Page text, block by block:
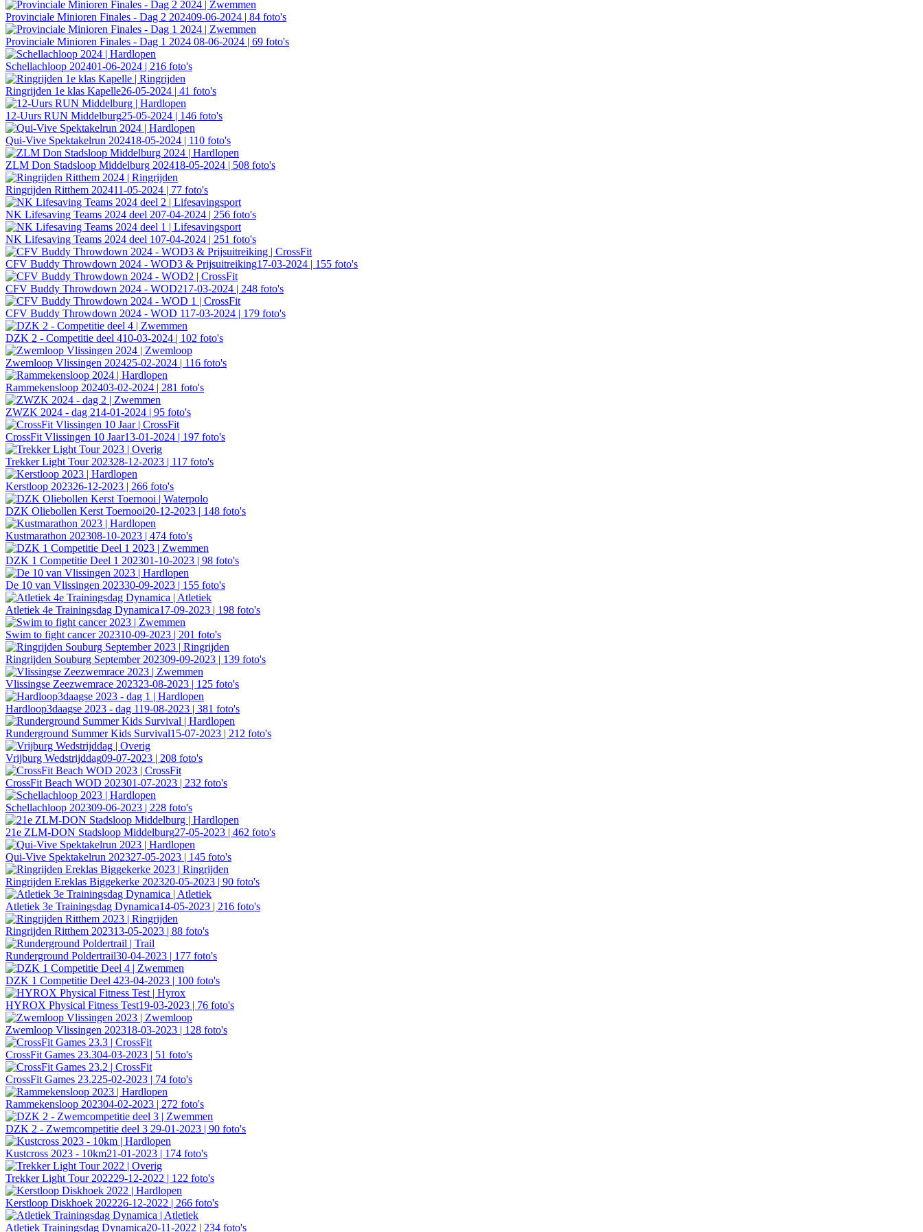
Provinciale Minioren Finales - Dag 2 202409-06-2024 | 84 foto's
Provinciale Minioren Finales - Dag 1 2024 08-06-2024 | 69 foto's
Schellachloop 202401-06-2024 | 216 foto's
Ringrijden 1e klas Kapelle26-05-2024 | 41 foto's
12-Uurs RUN Middelburg25-05-2024 | 146 foto's
Qui-Vive Spektakelrun 202418-05-2024 | 110 foto's
ZLM Don Stadsloop Middelburg 202418-05-2024 | 508 foto's
Ringrijden Ritthem 202411-05-2024 | 77 foto's
NK Lifesaving Teams 2024 deel 207-04-2024 | 256 foto's
NK Lifesaving Teams 2024 deel 107-04-2024 | 251 foto's
CFV Buddy Throwdown 2024 - WOD3 & Prijsuitreiking17-03-2024 | 155 foto's
CFV Buddy Throwdown 2024 - WOD217-03-2024 | 248 foto's
CFV Buddy Throwdown 2024 - WOD 117-03-2024 | 179 foto's
DZK 2 - Competitie deel 410-03-2024 | 102 foto's
Zwemloop Vlissingen 202425-02-2024 | 116 foto's
Rammekensloop 202403-02-2024 | 281 foto's
ZWZK 2024 - dag 214-01-2024 | 95 foto's
CrossFit Vlissingen 10 Jaar13-01-2024 | 197 foto's
Trekker Light Tour 202328-12-2023 | 117 foto's
Kerstloop 202326-12-2023 | 266 foto's
DZK Oliebollen Kerst Toernooi20-12-2023 | 148 foto's
Kustmarathon 202308-10-2023 | 474 foto's
DZK 1 Competitie Deel 1 202301-10-2023 | 98 foto's
De 10 van Vlissingen 202330-09-2023 | 155 foto's
Atletiek 4e Trainingsdag Dynamica17-09-2023 | 198 foto's
Swim to fight cancer 202310-09-2023 | 201 foto's
Ringrijden Souburg September 202309-09-2023 | 139 foto's
Vlissingse Zeezwemrace 202323-08-2023 | 125 foto's
Hardloop3daagse 2023 - dag 119-08-2023 | 381 foto's
Runderground Summer Kids Survival15-07-2023 | 212 foto's
Vrijburg Wedstrijddag09-07-2023 | 208 foto's
CrossFit Beach WOD 202301-07-2023 | 232 foto's
Schellachloop 202309-06-2023 | 228 foto's
21e ZLM-DON Stadsloop Middelburg27-05-2023 | 462 foto's
Qui-Vive Spektakelrun 202327-05-2023 | 145 foto's
Ringrijden Ereklas Biggekerke 202320-05-2023 | 90 foto's
Atletiek 3e Trainingsdag Dynamica14-05-2023 | 216 foto's
Ringrijden Ritthem 202313-05-2023 | 88 foto's
Runderground Poldertrail30-04-2023 | 177 foto's
DZK 1 Competitie Deel 423-04-2023 | 100 foto's
HYROX Physical Fitness Test19-03-2023 | 76 foto's
Zwemloop Vlissingen 202318-03-2023 | 128 foto's
CrossFit Games 23.304-03-2023 | 51 foto's
CrossFit Games 23.225-02-2023 | 74 foto's
Rammekensloop 202304-02-2023 | 272 foto's
DZK 2 - Zwemcompetitie deel 3 29-01-2023 | 90 foto's
Kustcross 2023 - 10km21-01-2023 | 174 foto's
Trekker Light Tour 202229-12-2022 | 122 foto's
Kerstloop Diskhoek 202226-12-2022 | 266 foto's
Atletiek Trainingsdag Dynamica20-11-2022 | 234 foto's